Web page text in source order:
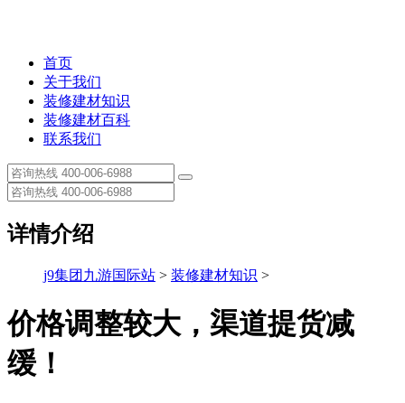
首页
关于我们
装修建材知识
装修建材百科
联系我们
详情介绍
j9集团九游国际站 > 装修建材知识 >
价格调整较大，渠道提货减
缓！